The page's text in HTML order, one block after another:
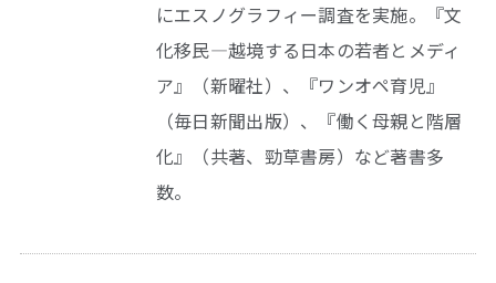
にエスノグラフィー調査を実施。『文
化移民―越境する日本の若者とメディ
ア』（新曜社）、『ワンオペ育児』
（毎日新聞出版）、『働く母親と階層
化』（共著、勁草書房）など著書多
数。